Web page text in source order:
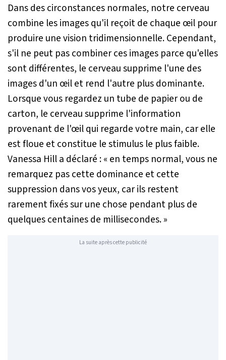
Dans des circonstances normales, notre cerveau
combine les images qu'il reçoit de chaque œil pour
produire une vision tridimensionnelle. Cependant,
s'il ne peut pas combiner ces images parce qu'elles
sont différentes, le cerveau supprime l'une des
images d'un œil et rend l'autre plus dominante.
Lorsque vous regardez un tube de papier ou de
carton, le cerveau supprime l'information
provenant de l'œil qui regarde votre main, car elle
est floue et constitue le stimulus le plus faible.
Vanessa Hill a déclaré :« en temps normal, vous ne
remarquez pas cette dominance et cette
suppression dans vos yeux, car ils restent
rarement fixés sur une chose pendant plus de
quelques centaines de millisecondes. »
La suite après cette publicité